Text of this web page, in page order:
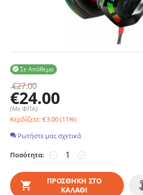
Σε Απόθεμα

€27.00
€24.00
(Με ΦΠΑ)
Κερδίζετε:€3.00(11%)
Ρωτήστε μας σχετικά
Ποσότητα: +
−
ΠΡΟΣΘΉΚΗ ΣΤΟ
ΚΑΛΆΘΙ